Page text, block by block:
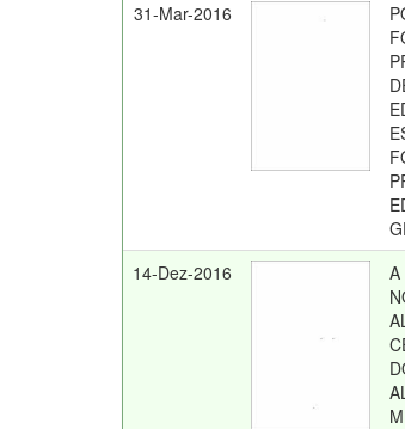
31-Mar-2016
14-Dez-2016
A